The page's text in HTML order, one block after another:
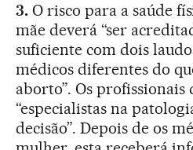
3.O risco para a saúde
mãe deverá “ser
suficiente com dois
médicos diferentes do
aborto”. Os profissionais
“especialistas na
decisão”. Depois de os